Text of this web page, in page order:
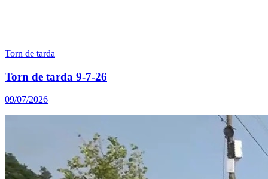
Torn de tarda
Torn de tarda 9-7-26
09/07/2026